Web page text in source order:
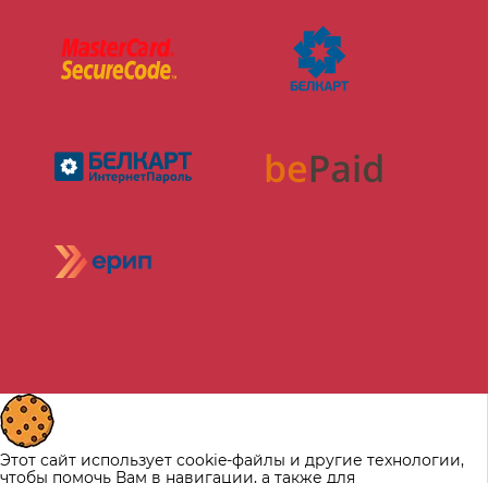
Этот сайт использует cookie-файлы и другие технологии,
чтобы помочь Вам в навигации, а также для